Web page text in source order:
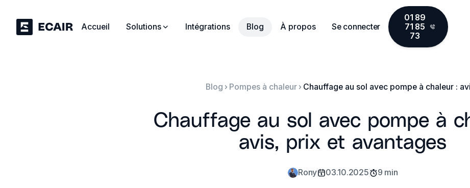
Accueil Solutions Intégrations Blog À propos Se connecter
01 89
71 85
73
Blog Pompes à chaleur
Chauffage au sol avec pompe à
avis, prix et avantages
Rony 03.10.2025 9 min